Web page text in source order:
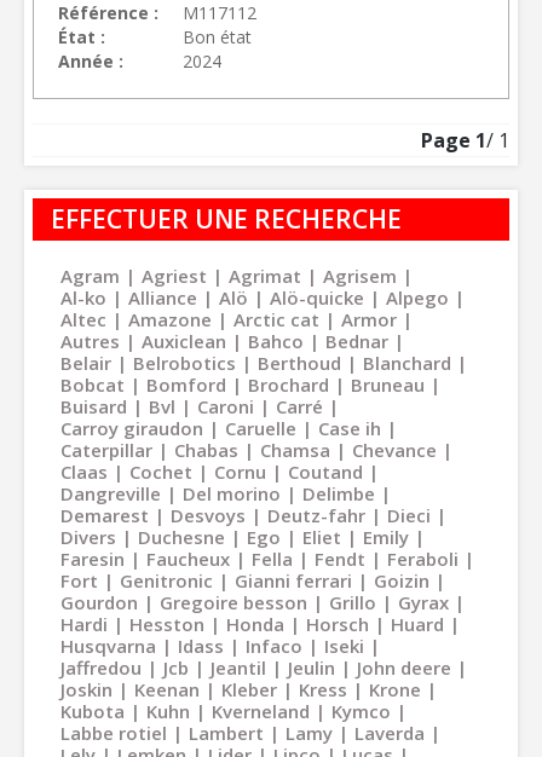
Référence
M117112
État
Bon état
Année
2024
Page 1/ 1
EFFECTUER UNE RECHERCHE
Agram Agriest Agrimat
Agrisem
Al-ko
Alliance Alö Alö-quicke
Alpego
Altec
Amazone Arctic cat
Armor
Autres
Auxiclean Bahco
Bednar
Belair
Belrobotics Berthoud
Blanchard
Bobcat
Bomford Brochard
Bruneau
Buisard
Bvl Caroni
Carré
Carroy giraudon
Caruelle
Case ih
Caterpillar
Chabas Chamsa
Chevance
Claas
Cochet Cornu
Coutand
Dangreville
Del morino
Delimbe
Demarest
Desvoys Deutz-fahr
Dieci
Divers
Duchesne Ego Eliet
Emily
Faresin
Faucheux Fella Fendt
Feraboli
Fort
Genitronic Gianni ferrari
Goizin
Gourdon
Gregoire besson Grillo
Gyrax
Hardi
Hesston Honda Horsch
Huard
Husqvarna
Idass Infaco
Iseki
Jaffredou
Jcb Jeantil Jeulin
John deere
Joskin
Keenan Kleber Kress
Krone
Kubota
Kuhn Kverneland
Kymco
Labbe rotiel
Lambert Lamy
Laverda